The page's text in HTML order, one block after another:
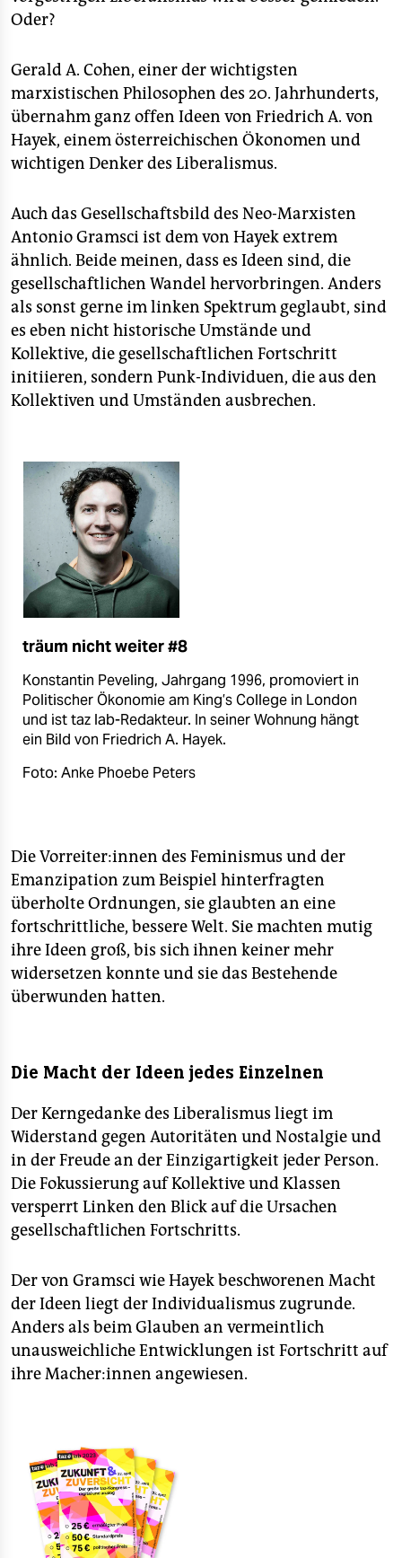
Oder?
Gerald A. Cohen, einer der wichtigsten
marxistischen Philosophen des 20. Jahrhunderts,
übernahm ganz offen Ideen von Friedrich A. von
Hayek, einem österreichischen Ökonomen und
wichtigen Denker des Liberalismus.
Auch das Gesellschaftsbild des Neo-Marxisten
Antonio Gramsci ist dem von Hayek extrem
ähnlich. Beide meinen, dass es Ideen sind, die
gesellschaftlichen Wandel hervorbringen. Anders
als sonst gerne im linken Spektrum geglaubt, sind
es eben nicht historische Umstände und
Kollektive, die gesellschaftlichen Fortschritt
initiieren, sondern Punk-Individuen, die aus den
Kollektiven und Umständen ausbrechen.
träum nicht weiter #8
Konstantin Peveling, Jahrgang 1996, pro­mo­viert in
Po­li­ti­scher Ö­ko­no­mie am King’s Col­lege in Lon­don
und ist taz lab-Redakteur. In seiner Woh­nung hängt
ein Bild von Frie­drich A. Hayek.
Foto: Anke Phoebe Peters
Die Vor­rei­te­r:in­nen des Feminismus und der
Emanzipation zum Beispiel hinterfragten
überholte Ordnungen, sie glaubten an eine
fortschrittliche, bessere Welt. Sie machten mutig
ihre Ideen groß, bis sich ihnen keiner mehr
widersetzen konnte und sie das Bestehende
überwunden hatten.
Die Macht der Ideen jedes Einzelnen
Der Kerngedanke des Liberalismus liegt im
Widerstand gegen Autoritäten und Nos­talgie und
in der Freude an der Einzigartigkeit jeder Person.
Die Fokussierung auf Kollektive und Klassen
versperrt Linken den Blick auf die Ursachen
gesellschaftlichen Fortschritts.
Der von Gramsci wie Hayek beschworenen Macht
der Ideen liegt der Individualismus zugrunde.
Anders als beim Glauben an vermeintlich
unausweichliche Entwicklungen ist Fortschritt auf
ihre Ma­che­r:in­nen angewiesen.